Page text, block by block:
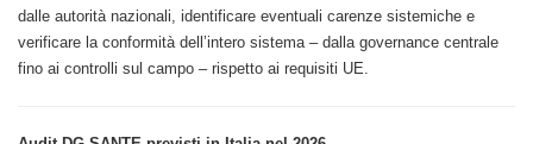
dalle autorità nazionali, identificare eventuali carenze sistemiche e
verificare la conformità dell’intero sistema – dalla governance centrale
fino ai controlli sul campo – rispetto ai requisiti UE.